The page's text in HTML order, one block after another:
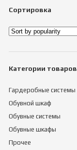
Сортировка
Категории товаров
Гардеробные системы
Обувной шкаф
Обувные системы
Обувные шкафы
Прочее